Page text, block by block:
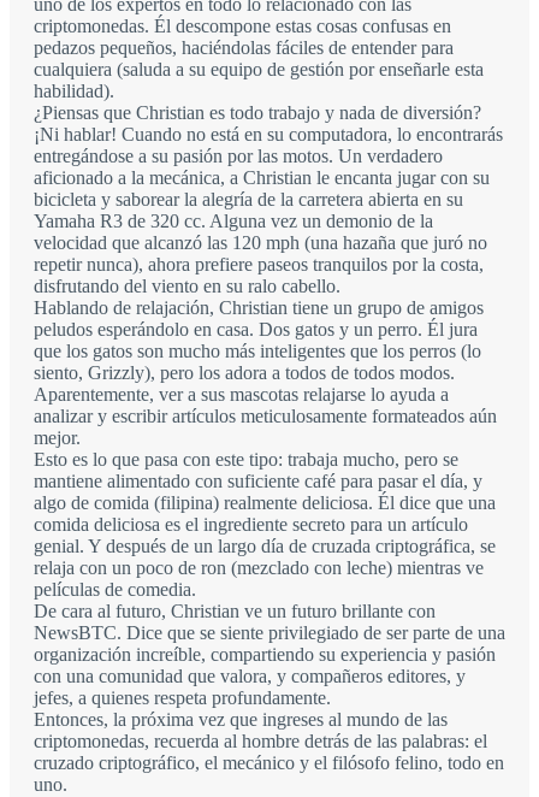
uno de los expertos en todo lo relacionado con las
criptomonedas. Él descompone estas cosas confusas en
pedazos pequeños, haciéndolas fáciles de entender para
cualquiera (saluda a su equipo de gestión por enseñarle esta
habilidad).
¿Piensas que Christian es todo trabajo y nada de diversión?
¡Ni hablar! Cuando no está en su computadora, lo encontrarás
entregándose a su pasión por las motos. Un verdadero
aficionado a la mecánica, a Christian le encanta jugar con su
bicicleta y saborear la alegría de la carretera abierta en su
Yamaha R3 de 320 cc. Alguna vez un demonio de la
velocidad que alcanzó las 120 mph (una hazaña que juró no
repetir nunca), ahora prefiere paseos tranquilos por la costa,
disfrutando del viento en su ralo cabello.
Hablando de relajación, Christian tiene un grupo de amigos
peludos esperándolo en casa. Dos gatos y un perro. Él jura
que los gatos son mucho más inteligentes que los perros (lo
siento, Grizzly), pero los adora a todos de todos modos.
Aparentemente, ver a sus mascotas relajarse lo ayuda a
analizar y escribir artículos meticulosamente formateados aún
mejor.
Esto es lo que pasa con este tipo: trabaja mucho, pero se
mantiene alimentado con suficiente café para pasar el día, y
algo de comida (filipina) realmente deliciosa. Él dice que una
comida deliciosa es el ingrediente secreto para un artículo
genial. Y después de un largo día de cruzada criptográfica, se
relaja con un poco de ron (mezclado con leche) mientras ve
películas de comedia.
De cara al futuro, Christian ve un futuro brillante con
NewsBTC. Dice que se siente privilegiado de ser parte de una
organización increíble, compartiendo su experiencia y pasión
con una comunidad que valora, y compañeros editores, y
jefes, a quienes respeta profundamente.
Entonces, la próxima vez que ingreses al mundo de las
criptomonedas, recuerda al hombre detrás de las palabras: el
cruzado criptográfico, el mecánico y el filósofo felino, todo en
uno.